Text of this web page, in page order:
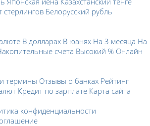
стерлингов Белорусский рубль
В долларах В юанях На 3 месяца На
счета Высокий % Онлайн
термины Отзывы о банках Рейтинг
Кредит по зарплате Карта сайта
конфиденциальности